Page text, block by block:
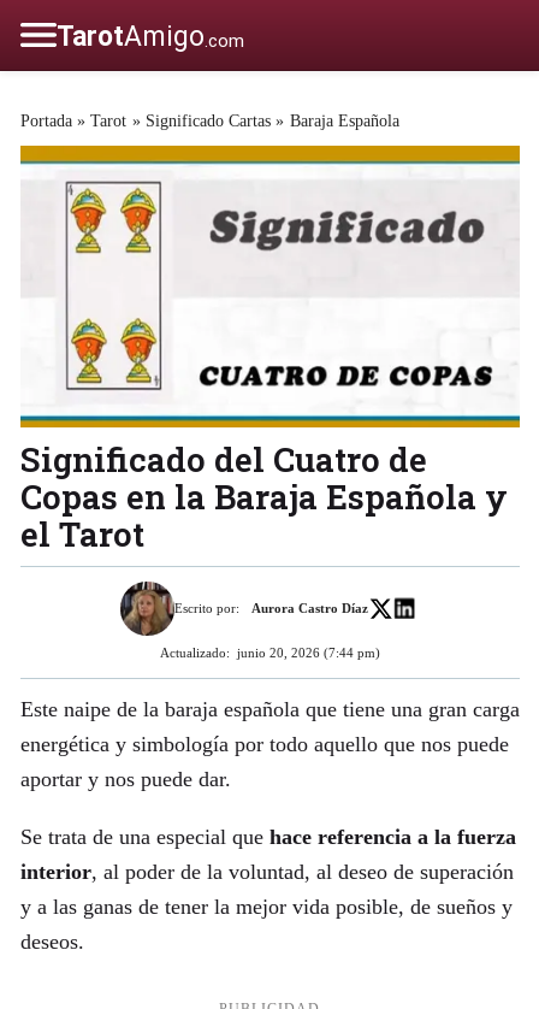
Portada » Tarot » Significado Cartas » Baraja Española
Significado del Cuatro de
Copas en la Baraja Española y
el Tarot
Escrito por: Aurora Castro Díaz
Actualizado: junio 20, 2026 (7:44 pm)
Este naipe de la baraja española que tiene una gran carga
energética y simbología por todo aquello que nos puede
aportar y nos puede dar.
Se trata de una especial que hace referencia a la fuerza
interior, al poder de la voluntad, al deseo de superación
y a las ganas de tener la mejor vida posible, de sueños y
deseos.